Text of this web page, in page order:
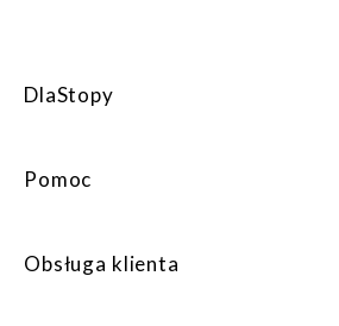
DlaStopy
Pomoc
Obsługa klienta